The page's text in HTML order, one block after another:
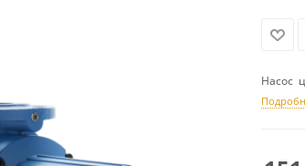
Насос